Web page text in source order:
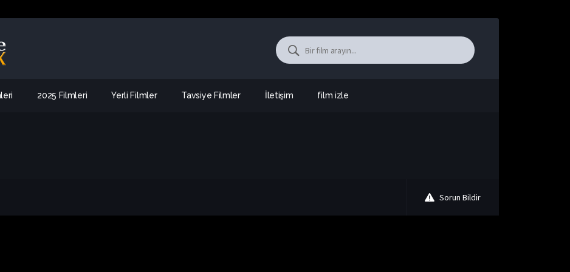
2025 Filmleri Yerli Filmler Tavsiye Filmler İletişim film izle
Sorun Bildir